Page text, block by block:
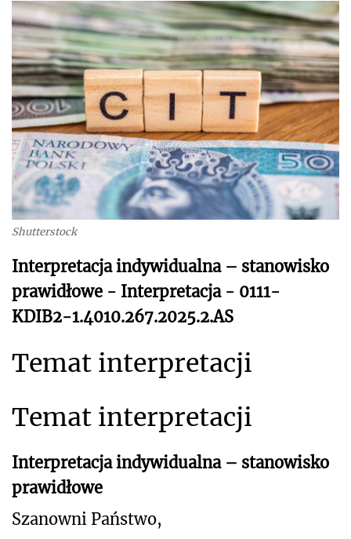
Shutterstock
Interpretacja indywidualna – stanowisko
prawidłowe - Interpretacja - 0111-
KDIB2-1.4010.267.2025.2.AS
Temat interpretacji
Temat interpretacji
Interpretacja indywidualna – stanowisko
prawidłowe
Szanowni Państwo,